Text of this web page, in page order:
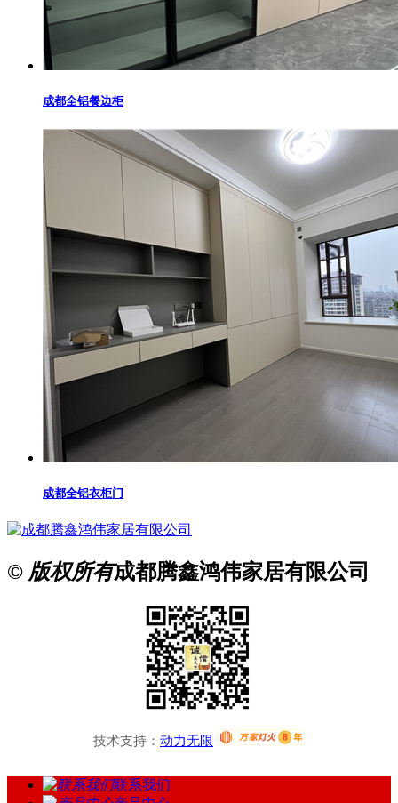
成都全铝餐边柜
成都全铝衣柜门
© 版权所有成都腾鑫鸿伟家居有限公司
技术支持： 动力无限
联系我们